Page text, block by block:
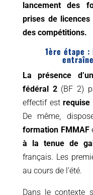
lancement des
prises de licences
des compétitions.
1ère étape
La présence
fédéral 2(BF 2)
effectif est
De même,
formation FMMAF
à la tenue de
français. Les
au cours de l’été.
Dans le contexte